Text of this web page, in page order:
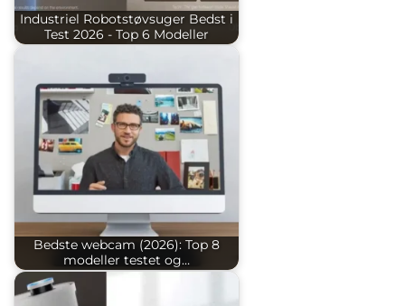
Industriel Robotstøvsuger Bedst i
Test 2026 - Top 6 Modeller
Bedste webcam (2026): Top 8
modeller testet og…